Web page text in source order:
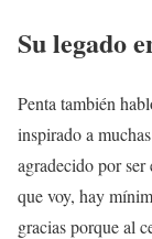
Su legado
Penta también
inspirado a
agradecido por
que voy, hay
gracias porque al